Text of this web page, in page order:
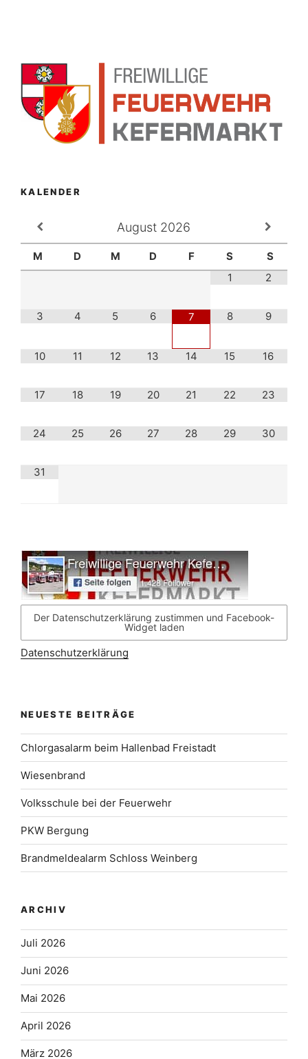
KALENDER
August 2026
M D M D F S
S
1
2
3 4 5 6 7 8 9
10 11 12 13 14 15 16
17 18 19 20 21 22 23
24 25 26 27 28 29 30
31
Der Datenschutzerklärung zustimmen und Facebook-
Widget laden
Datenschutzerklärung
NEUESTE BEITRÄGE
Chlorgasalarm beim Hallenbad Freistadt
Wiesenbrand
Volksschule bei der Feuerwehr
PKW Bergung
Brandmeldealarm Schloss Weinberg
ARCHIV
Juli 2026
Juni 2026
Mai 2026
April 2026
März 2026